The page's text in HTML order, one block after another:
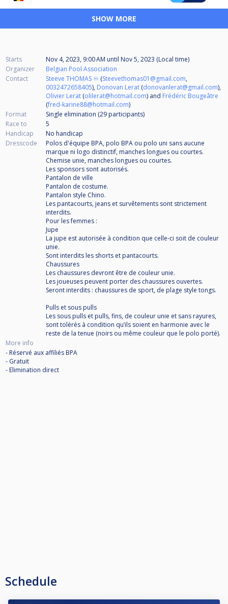
SHOW MORE
Starts Nov 4, 2023, 9:00 AM until Nov 5, 2023 (Local time)
Organizer
Belgian Pool Association
Contact
Steeve THOMAS ♾️ (Steevethomas01@gmail.com,
0032472658405), Donovan Lerat (donovanlerat@gmail.com),
Olivier Lerat (olilerat@hotmail.com) and Frédéric Bougeâtre
(fred-karine88@hotmail.com)
Format
Single elimination (29 participants)
Race to
5
Handicap
No handicap
Dresscode
Polos d'équipe BPA, polo BPA ou polo uni sans aucune
marque ni logo distinctif, manches longues ou courtes.
Chemise unie, manches longues ou courtes.
Les sponsors sont autorisés.
Pantalon de ville
Pantalon de costume.
Pantalon style Chino.
Les pantacourts, jeans et survêtements sont strictement
interdits.
Pour les femmes :
Jupe
La jupe est autorisée à condition que celle-ci soit de couleur
unie.
Sont interdits les shorts et pantacourts.
Chaussures
Les chaussures devront être de couleur unie.
Les joueuses peuvent porter des chaussures ouvertes.
Seront interdits : chaussures de sport, de plage style tongs.
Pulls et sous pulls
Les sous pulls et pulls, fins, de couleur unie et sans rayures,
sont tolérés à condition qu’ils soient en harmonie avec le
reste de la tenue (noirs ou même couleur que le polo porté).
More info
- Réservé aux affiliés BPA
- Gratuit
- Elimination direct
Schedule